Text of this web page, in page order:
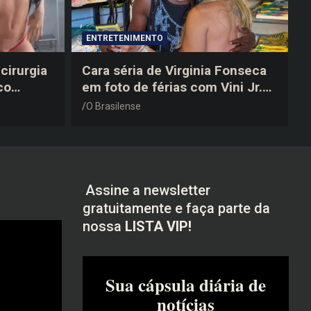
a
ENTRETENIMENTO
Cara séria de Virginia Fonseca
em foto de férias com Vini Jr.
vira piada na web: “Não
O Brasilense
Assine a newsletter
gratuitamente e faça parte da
nossa LISTA VIP!
Sua cápsula diária de
notícias